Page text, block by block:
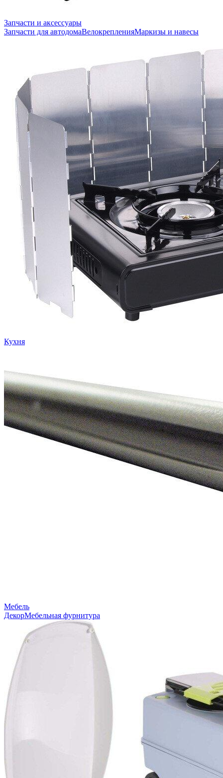
Запчасти и аксессуары
Запчасти для автодомаВелокрепленияМаркизы и навесы
Кухня
Мебель
ДекорМебельная фурнитура